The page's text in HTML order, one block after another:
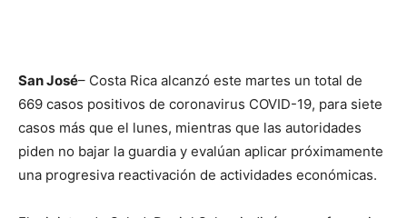
San José– Costa Rica alcanzó este martes un total de
669 casos positivos de coronavirus COVID-19, para siete
casos más que el lunes, mientras que las autoridades
piden no bajar la guardia y evalúan aplicar próximamente
una progresiva reactivación de actividades económicas.